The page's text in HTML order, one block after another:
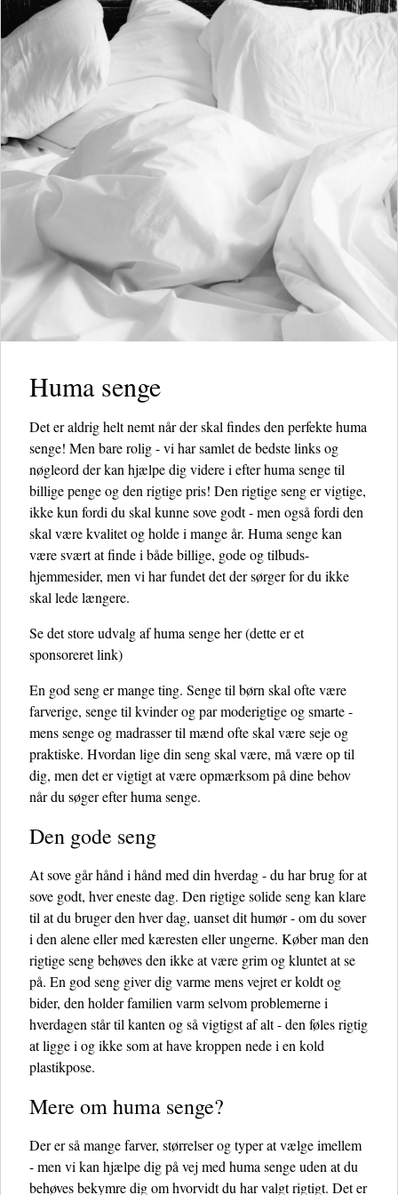
Huma senge
Det er aldrig helt nemt når der skal findes den perfekte huma
senge! Men bare rolig - vi har samlet de bedste links og
nøgleord der kan hjælpe dig videre i efter huma senge til
billige penge og den rigtige pris! Den rigtige seng er vigtige,
ikke kun fordi du skal kunne sove godt - men også fordi den
skal være kvalitet og holde i mange år. Huma senge kan
være svært at finde i både billige, gode og tilbuds-
hjemmesider, men vi har fundet det der sørger for du ikke
skal lede længere.
Se det store udvalg af huma senge her(dette er et
sponsoreret link)
En god seng er mange ting. Senge til børn skal ofte være
farverige, senge til kvinder og par moderigtige og smarte -
mens senge og madrasser til mænd ofte skal være seje og
praktiske. Hvordan lige din seng skal være, må være op til
dig, men det er vigtigt at være opmærksom på dine behov
når du søger efter huma senge.
Den gode seng
At sove går hånd i hånd med din hverdag - du har brug for at
sove godt, hver eneste dag. Den rigtige solide seng kan klare
til at du bruger den hver dag, uanset dit humør - om du sover
i den alene eller med kæresten eller ungerne. Køber man den
rigtige seng behøves den ikke at være grim og kluntet at se
på. En god seng giver dig varme mens vejret er koldt og
bider, den holder familien varm selvom problemerne i
hverdagen står til kanten og så vigtigst af alt - den føles rigtig
at ligge i og ikke som at have kroppen nede i en kold
plastikpose.
Mere om huma senge?
Der er så mange farver, størrelser og typer at vælge imellem
- men vi kan hjælpe dig på vej med huma senge uden at du
behøves bekymre dig om hvorvidt du har valgt rigtigt. Det er